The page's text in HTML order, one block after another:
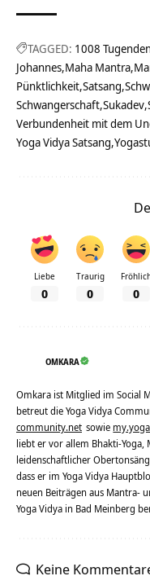
TAGGED: 1008
Johannes Maha Mantra
Pünktlichkeit Satsang
Schwangerschaft Sukadev
Verbundenheit mit dem
Yoga Vidya Satsang
Liebe
0
Traurig
0 0
OMKARA
Omkara ist Mitglied im Social
betreut die Yoga Vidya
community.net sowie
liebt er vor allem Bhakti-
leidenschaftlicher
dass er im Yoga Vidya
neuen Beiträgen aus Mantra-
Yoga Vidya in Bad Meinberg
Keine